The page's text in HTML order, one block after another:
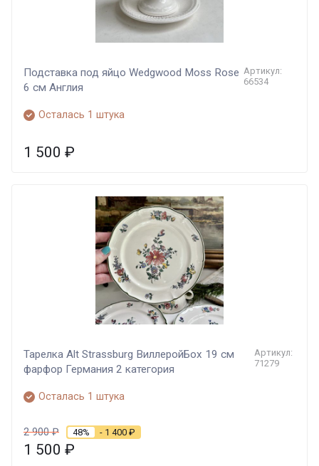
Подставка под яйцо Wedgwood Moss Rose
6 см Англия
Артикул:
66534
Осталась 1 штука
1 500 ₽
Тарелка Alt Strassburg ВиллеройБох 19 см
фарфор Германия 2 категория
Артикул:
71279
Осталась 1 штука
2 900₽ 48% - 1 400 ₽
1 500 ₽